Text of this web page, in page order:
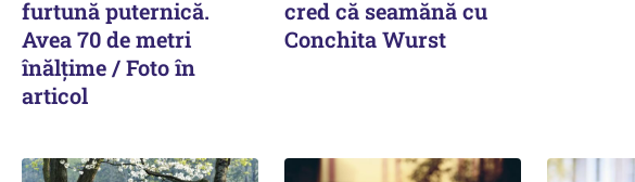
furtună puternică.
Avea 70 de metri
înălțime / Foto în
articol
cred că seamănă cu
Conchita Wurst